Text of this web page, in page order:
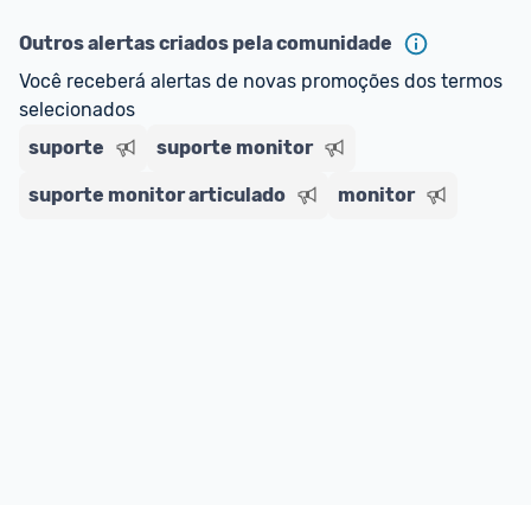
Outros alertas criados pela comunidade
Você receberá alertas de novas promoções dos termos
selecionados
suporte
suporte monitor
suporte monitor articulado monitor